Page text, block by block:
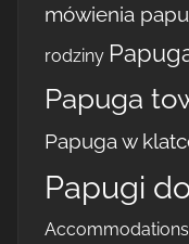
mówienia
rodziny
Papuga
Papuga w
Papugi
Accommodations